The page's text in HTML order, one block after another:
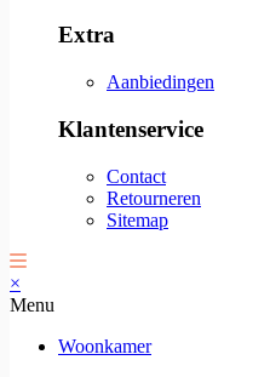
Extra
Aanbiedingen
Klantenservice
Contact
Retourneren
Sitemap
×
Menu
Woonkamer